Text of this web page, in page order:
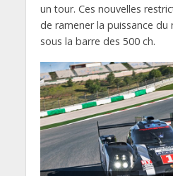
un tour. Ces nouvelles
de ramener la puissance
sous la barre des 500 ch.